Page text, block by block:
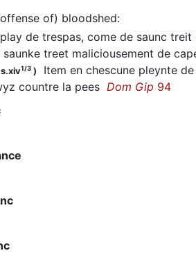
of) bloodshed:
de trespas, come de saunc
saunke treet maliciousement de
1/3 )
Item en chescune pleynte
countre la pees Dom Gip 94